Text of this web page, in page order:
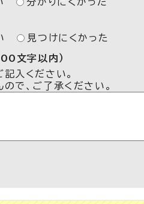
見つけにくかった
文字以内）
入ください。
で、ご了承ください。